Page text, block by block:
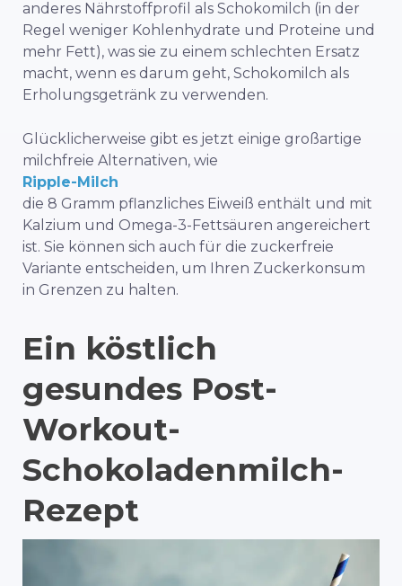
anderes Nährstoffprofil als Schokomilch (in der
Regel weniger Kohlenhydrate und Proteine und
mehr Fett), was sie zu einem schlechten Ersatz
macht, wenn es darum geht, Schokomilch als
Erholungsgetränk zu verwenden.
Glücklicherweise gibt es jetzt einige großartige
milchfreie Alternativen, wie
Ripple-Milch
die 8 Gramm pflanzliches Eiweiß enthält und mit
Kalzium und Omega-3-Fettsäuren angereichert
ist. Sie können sich auch für die zuckerfreie
Variante entscheiden, um Ihren Zuckerkonsum
in Grenzen zu halten.
Ein köstlich
gesundes Post-
Workout-
Schokoladenmilch-
Rezept